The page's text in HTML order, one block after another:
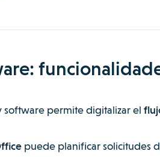
permite digitalizar el
puede planificar solicitudes